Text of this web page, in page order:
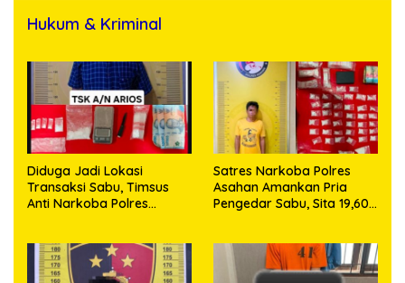
Hukum & Kriminal
Diduga Jadi Lokasi
Transaksi Sabu, Timsus
Anti Narkoba Polres
63,67 Gram Sabu
Satres Narkoba Polres
Asahan Amankan Pria
Pengedar Sabu, Sita 19,60